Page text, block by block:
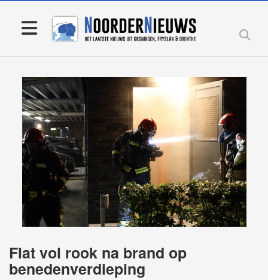
Flat vol rook na brand op
benedenverdieping